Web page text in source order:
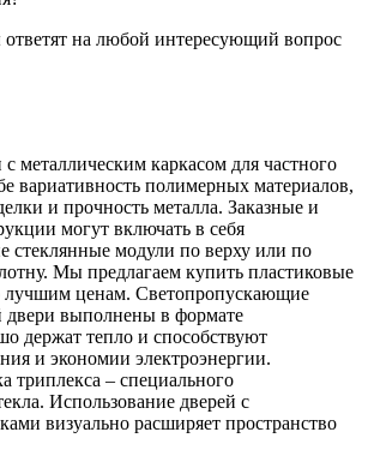
на любой интересующий вопрос
металлическим каркасом для частного
вариативность полимерных материалов,
и прочность металла. Заказные и
могут включать в себя
стеклянные модули по верху или по
Мы предлагаем купить пластиковые
ценам. Светопропускающие
двери выполнены в формате
держат тепло и способствуют
и экономии электроэнергии.
триплекса – специального
Использование дверей с
визуально расширяет пространство